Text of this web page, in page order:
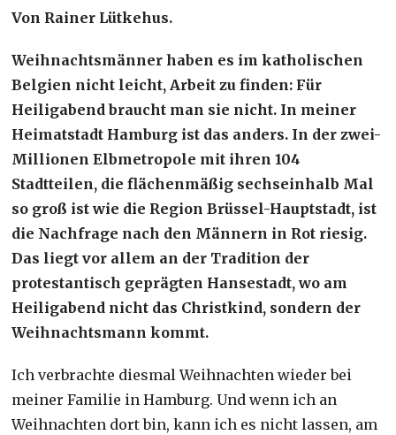
Von Rainer Lütkehus.
Weihnachtsmänner haben es im katholischen
Belgien nicht leicht, Arbeit zu finden: Für
Heiligabend braucht man sie nicht. In meiner
Heimatstadt Hamburg ist das anders. In der zwei-
Millionen Elbmetropole mit ihren 104
Stadtteilen, die flächenmäßig sechseinhalb Mal
so groß ist wie die Region Brüssel-Hauptstadt, ist
die Nachfrage nach den Männern in Rot riesig.
Das liegt vor allem an der Tradition der
protestantisch geprägten Hansestadt, wo am
Heiligabend nicht das Christkind, sondern der
Weihnachtsmann kommt.
Ich verbrachte diesmal Weihnachten wieder bei
meiner Familie in Hamburg. Und wenn ich an
Weihnachten dort bin, kann ich es nicht lassen, am